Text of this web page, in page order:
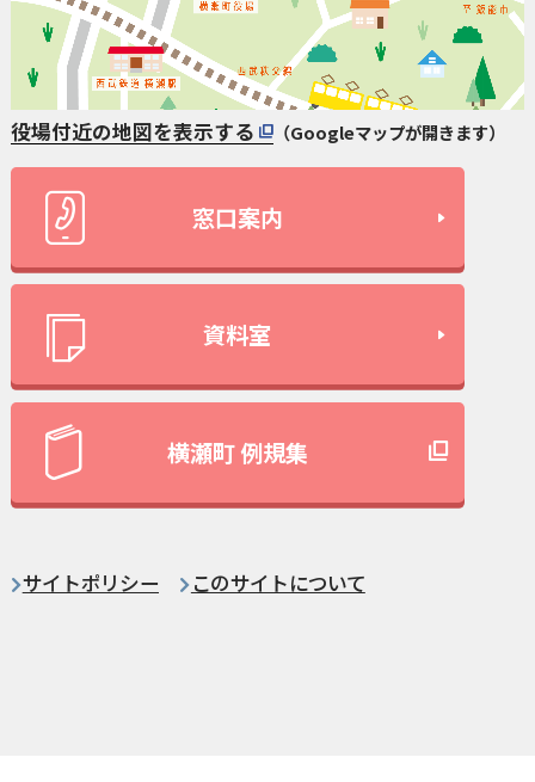
役場付近の地図を表示する （Googleマップが開きます）
窓口案内
資料室
横瀬町 例規集
サイトポリシー このサイトについて